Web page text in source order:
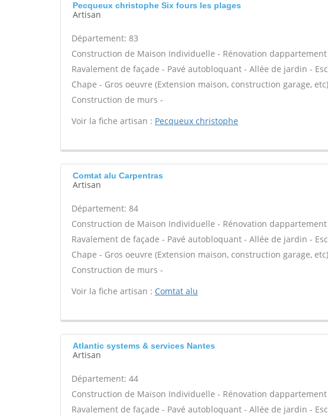
Pecqueux christophe Six fours les plages
Artisan
Département: 83
Construction de Maison Individuelle - Rénovation
Ravalement de façade - Pavé autobloquant - Allée de jardin -
Chape - Gros oeuvre (Extension maison, construction garage,
Construction de murs -
Voir la fiche artisan : Pecqueux christophe
Comtat alu Carpentras
Artisan
Département: 84
Construction de Maison Individuelle - Rénovation
Ravalement de façade - Pavé autobloquant - Allée de jardin -
Chape - Gros oeuvre (Extension maison, construction garage,
Construction de murs -
Voir la fiche artisan : Comtat alu
Atlantic systems & services Nantes
Artisan
Département: 44
Construction de Maison Individuelle - Rénovation
Ravalement de façade - Pavé autobloquant - Allée de jardin -